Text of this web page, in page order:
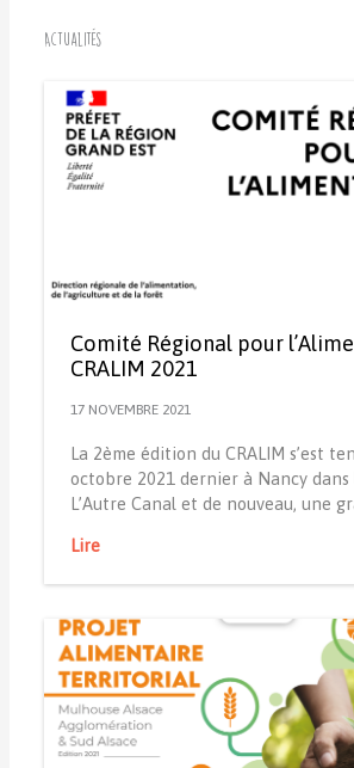
Actualités
Comité Régional pour
CRALIM 2021
17 NOVEMBRE 2021
La 2ème édition du CRALIM s’est
octobre 2021 dernier à Nancy dans
L’Autre Canal et de nouveau, une
Lire